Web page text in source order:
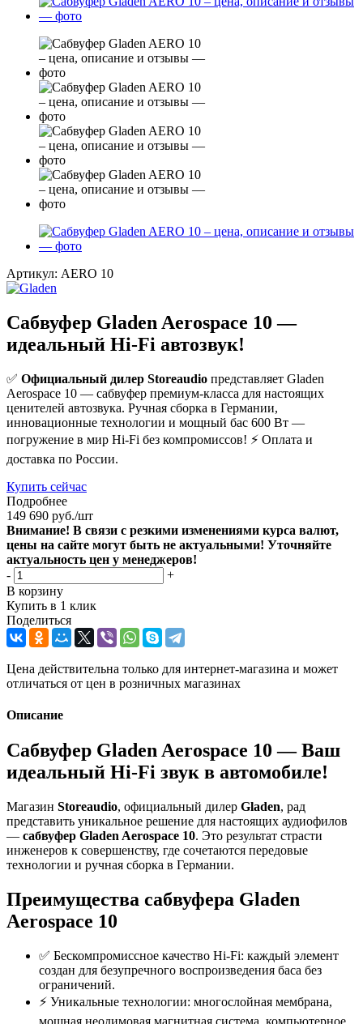
Артикул: AERO 10
Сабвуфер Gladen Aerospace 10 —
идеальный Hi-Fi автозвук!
✅ Официальный дилер Storeaudio представляет Gladen
Aerospace 10 — сабвуфер премиум-класса для настоящих
ценителей автозвука. Ручная сборка в Германии,
инновационные технологии и мощный бас 600 Вт —
погружение в мир Hi-Fi без компромиссов! ⚡️ Оплата и
доставка по России.
Купить сейчас
Подробнее
149 690 руб./шт
Внимание! В связи с резкими изменениями курса валют,
цены на сайте могут быть не актуальными! Уточняйте
актуальность цен у менеджеров!
-
+
В корзину
Купить в 1 клик
Поделиться
Цена действительна только для интернет-магазина и может
отличаться от цен в розничных магазинах
Описание
Сабвуфер Gladen Aerospace 10 — Ваш
идеальный Hi-Fi звук в автомобиле!
Магазин Storeaudio, официальный дилер Gladen, рад
представить уникальное решение для настоящих аудиофилов
— сабвуфер Gladen Aerospace 10. Это результат страсти
инженеров к совершенству, где сочетаются передовые
технологии и ручная сборка в Германии.
Преимущества сабвуфера Gladen
Aerospace 10
✅ Бескомпромиссное качество Hi-Fi: каждый элемент
создан для безупречного воспроизведения баса без
ограничений.
⚡️ Уникальные технологии: многослойная мембрана,
мощная неодимовая магнитная система, компьютерное